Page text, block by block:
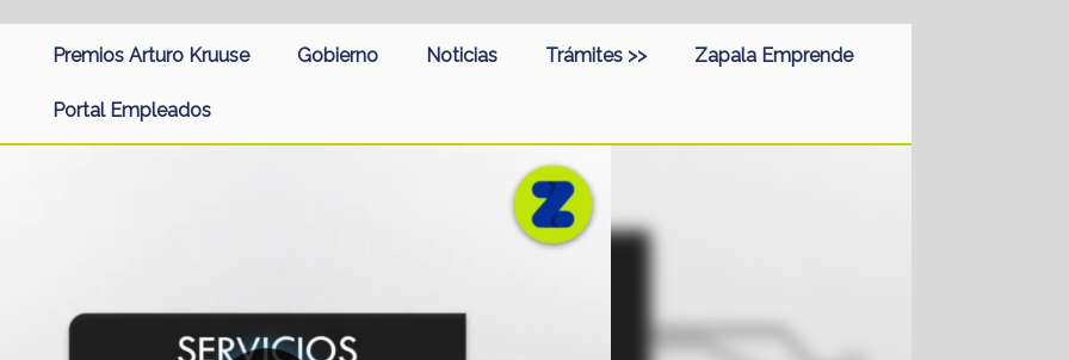
Premios Arturo Kruuse Gobierno Noticias Trámites >> Zapala Emprende
Portal Empleados